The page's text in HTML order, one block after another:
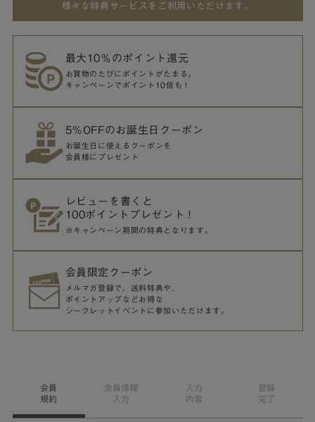
様々な特典サービスをご利用いただけます。
最大10％のポイント還元
お買物のたびにポイントがたまる。
キャンペーンでポイント10倍も！
5％OFFのお誕生日クーポン
お誕生日に使えるクーポンを
会員様にプレゼント
レビューを書くと
100ポイントプレゼント！
※キャンペーン期間の特典となります。
会員限定クーポン
メルマガ登録で、送料特典や、
ポイントアップなどお得な
シークレットイベントに参加いただけます。
会員
規約
会員情報
入力
入力
内容
登録
完了